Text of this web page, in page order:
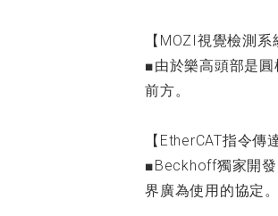
【MOZI視覺檢測
■由於樂高頭部是
前方。
【EtherCAT指令傳
■Beckhoff獨家開發
界廣為使用的協定。